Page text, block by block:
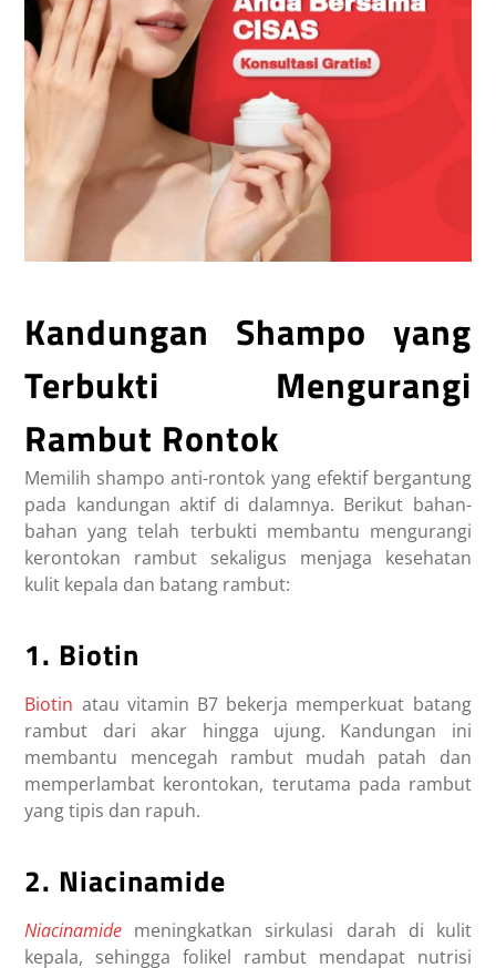
Kandungan Shampo yang
Terbukti Mengurangi
Rambut Rontok
Memilih shampo anti-rontok yang efektif bergantung
pada kandungan aktif di dalamnya. Berikut bahan-
bahan yang telah terbukti membantu mengurangi
kerontokan rambut sekaligus menjaga kesehatan
kulit kepala dan batang rambut:
1. Biotin
Biotin atau vitamin B7 bekerja memperkuat batang
rambut dari akar hingga ujung. Kandungan ini
membantu mencegah rambut mudah patah dan
memperlambat kerontokan, terutama pada rambut
yang tipis dan rapuh.
2. Niacinamide
Niacinamide meningkatkan sirkulasi darah di kulit
kepala, sehingga folikel rambut mendapat nutrisi